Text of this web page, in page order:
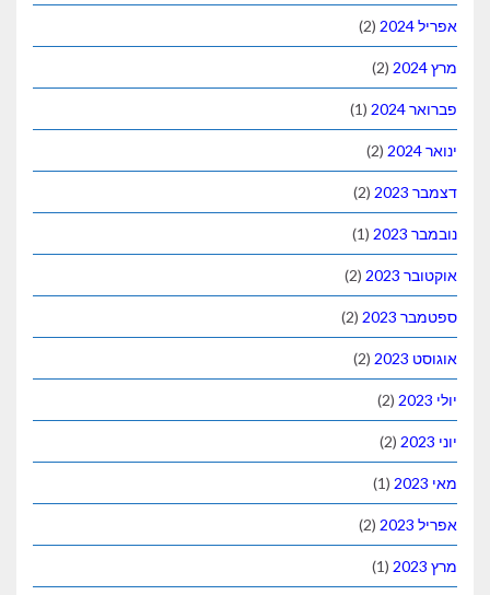
אפריל 2024 (2)
מרץ 2024 (2)
פברואר 2024 (1)
ינואר 2024 (2)
דצמבר 2023 (2)
נובמבר 2023 (1)
אוקטובר 2023 (2)
ספטמבר 2023 (2)
אוגוסט 2023 (2)
יולי 2023 (2)
יוני 2023 (2)
מאי 2023 (1)
אפריל 2023 (2)
מרץ 2023 (1)